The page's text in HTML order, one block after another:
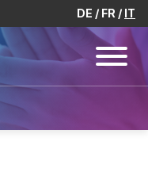
DE FR IT